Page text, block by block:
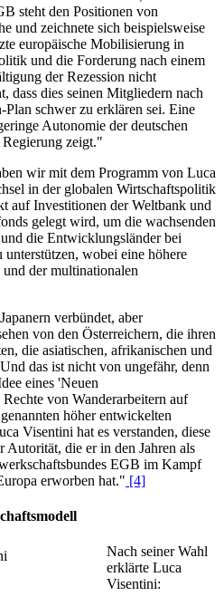
steht den Positionen von
und zeichnete sich beispielsweise
europäische Mobilisierung in
und die Forderung nach einem
der Rezession nicht
dass dies seinen Mitgliedern nach
schwer zu erklären sei. Eine
Autonomie der deutschen
zeigt."
wir mit dem Programm von Luca
in der globalen Wirtschaftspolitik
auf Investitionen der Weltbank und
gelegt wird, um die wachsenden
die Entwicklungsländer bei
wobei eine höhere
der multinationalen
verbündet, aber
von den Österreichern, die ihren
die asiatischen, afrikanischen und
das ist nicht von ungefähr, denn
eines 'Neuen
von Wanderarbeitern auf
höher entwickelten
Visentini hat es verstanden, diese
Autorität, die er in den Jahren als
EGB im Kampf
erworben hat." [4]
Nach seiner Wahl
erklärte Luca
Visentini: